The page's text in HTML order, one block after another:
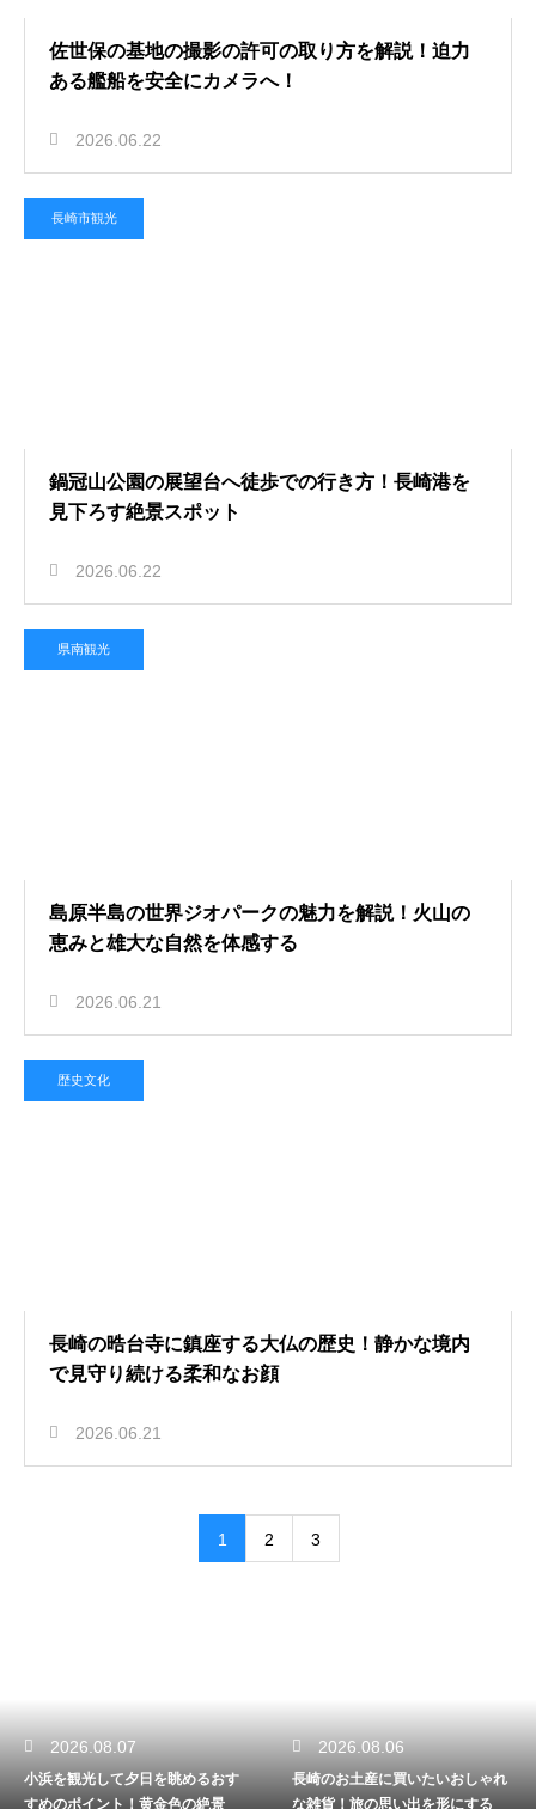
佐世保の基地の撮影の許可の取り方を解説！迫力
ある艦船を安全にカメラへ！
2026.06.22
長崎市観光
鍋冠山公園の展望台へ徒歩での行き方！長崎港を
見下ろす絶景スポット
2026.06.22
県南観光
島原半島の世界ジオパークの魅力を解説！火山の
恵みと雄大な自然を体感する
2026.06.21
歴史文化
長崎の晧台寺に鎮座する大仏の歴史！静かな境内
で見守り続ける柔和なお顔
2026.06.21
1 2 3
2026.08.07
小浜を観光して夕日を眺めるおす
すめのポイント！黄金色の絶景
2026.08.06
長崎のお土産に買いたいおしゃれ
な雑貨！旅の思い出を形にする